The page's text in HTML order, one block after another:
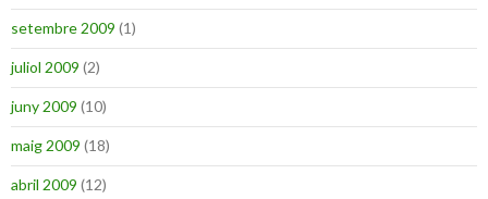
setembre 2009 (1)
juliol 2009 (2)
juny 2009 (10)
maig 2009 (18)
abril 2009 (12)